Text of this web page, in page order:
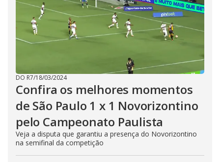
DO R7/18/03/2024
Confira os melhores momentos
de São Paulo 1 x 1 Novorizontino
pelo Campeonato Paulista
Veja a disputa que garantiu a presença do Novorizontino
na semifinal da competição